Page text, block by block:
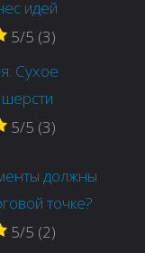
идей
5/5 (3)
Сухое
5/5 (3)
должны
точке?
5/5 (2)